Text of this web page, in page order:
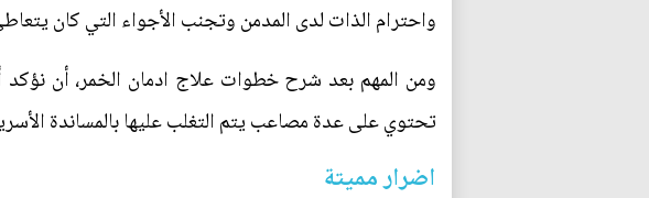
واحترام الذات لدى المدمن وتجنب الأجواء التي كان
ومن المهم بعد شرح خطوات علاج ادمان الخمر، أن نؤكد
تحتوي على عدة مصاعب يتم التغلب عليها بالمساندة
اضرار مميتة